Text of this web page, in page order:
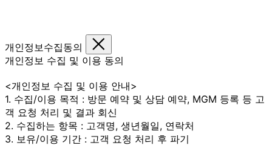
개인정보수집동의
개인정보 수집 및 이용 동의
<개인정보 수집 및 이용 안내>
1. 수집/이용 목적 : 방문 예약 및 상담 예약, MGM 등록 등 고
객 요청 처리 및 결과 회신
2. 수집하는 항목 : 고객명, 생년월일, 연락처
3. 보유/이용 기간 : 고객 요청 처리 후 파기